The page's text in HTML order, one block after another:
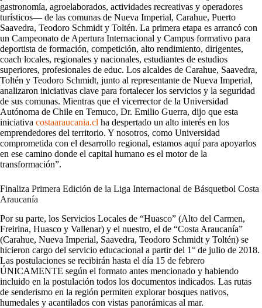
gastronomía, agroelaborados, actividades recreativas y operadores
turísticos— de las comunas de Nueva Imperial, Carahue, Puerto
Saavedra, Teodoro Schmidt y Toltén. La primera etapa es arrancó con
un Campeonato de Apertura Internacional y Campus formativo para
deportista de formación, competición, alto rendimiento, dirigentes,
coach locales, regionales y nacionales, estudiantes de estudios
superiores, profesionales de educ. Los alcaldes de Carahue, Saavedra,
Toltén y Teodoro Schmidt, junto al representante de Nueva Imperial,
analizaron iniciativas clave para fortalecer los servicios y la seguridad
de sus comunas. Mientras que el vicerrector de la Universidad
Autónoma de Chile en Temuco, Dr. Emilio Guerra, dijo que esta
iniciativa costaaraucania.cl ha despertado un alto interés en los
emprendedores del territorio. Y nosotros, como Universidad
comprometida con el desarrollo regional, estamos aquí para apoyarlos
en ese camino donde el capital humano es el motor de la
transformación”.
Finaliza Primera Edición de la Liga Internacional de Básquetbol Costa
Araucanía
Por su parte, los Servicios Locales de “Huasco” (Alto del Carmen,
Freirina, Huasco y Vallenar) y el nuestro, el de “Costa Araucanía”
(Carahue, Nueva Imperial, Saavedra, Teodoro Schmidt y Toltén) se
hicieron cargo del servicio educacional a partir del 1° de julio de 2018.
Las postulaciones se recibirán hasta el día 15 de febrero
ÚNICAMENTE según el formato antes mencionado y habiendo
incluido en la postulación todos los documentos indicados. Las rutas
de senderismo en la región permiten explorar bosques nativos,
humedales y acantilados con vistas panorámicas al mar.